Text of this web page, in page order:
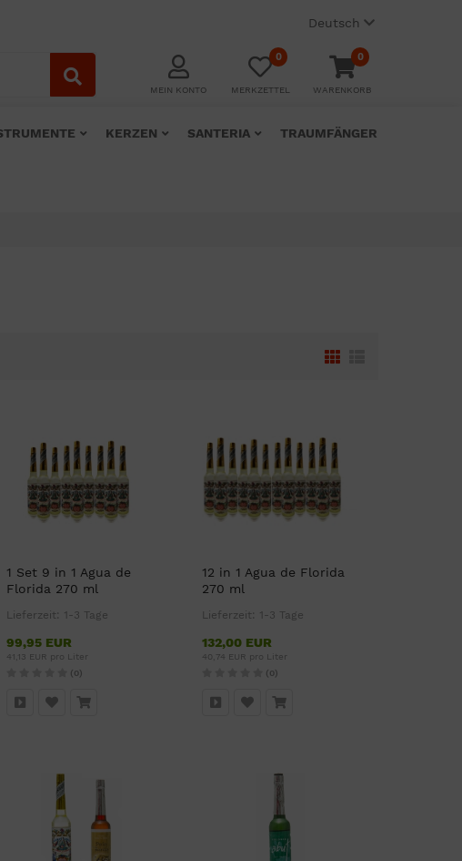
Deutsch
MEIN KONTO
0
MERKZETTEL
0
WARENKORB
KERZEN SANTERIA TRAUMFÄNGER
1 Set 9 in 1 Agua de
Florida 270 ml
Lieferzeit: 1-3 Tage
99,95 EUR
41,13 EUR pro Liter
(0)
12 in 1 Agua de Florida
270 ml
Lieferzeit: 1-3 Tage
132,00 EUR
40,74 EUR pro Liter
(0)